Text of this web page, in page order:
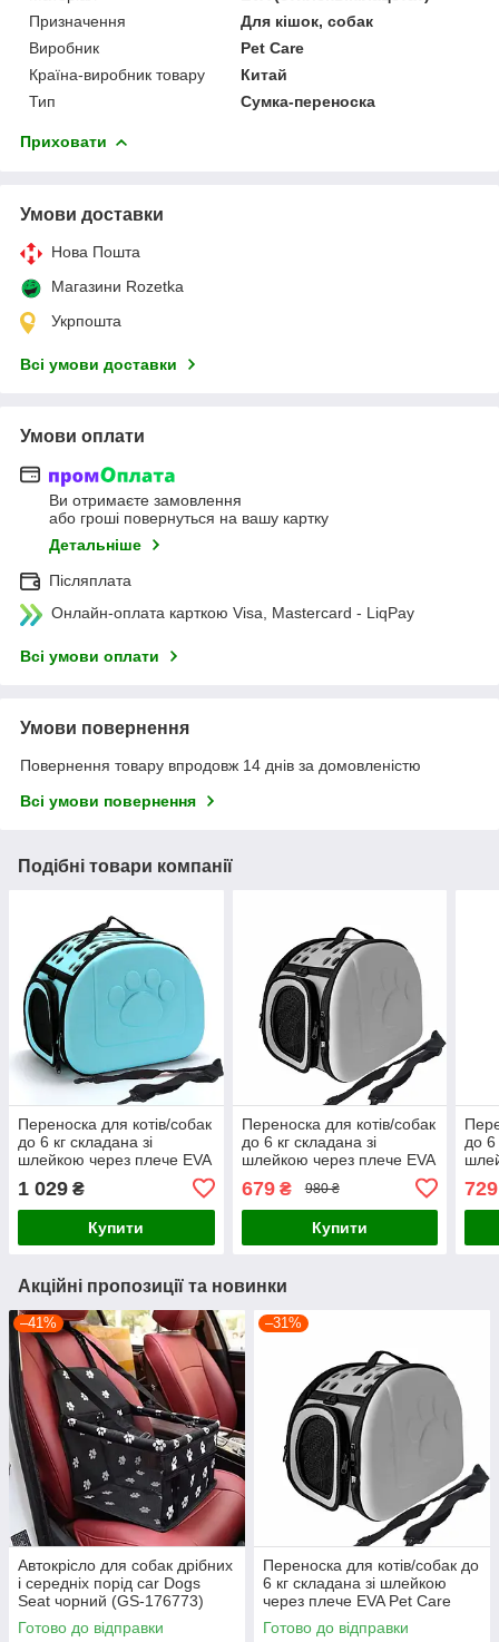
Призначення
Для кішок, собак
Виробник
Pet Care
Країна-виробник товару
Китай
Тип
Сумка-переноска
Приховати
Умови доставки
Нова Пошта
Магазини Rozetka
Укрпошта
Всі умови доставки
Умови оплати
Ви отримаєте замовлення
або гроші повернуться на вашу картку
Детальніше
Післяплата
Онлайн-оплата карткою Visa, Mastercard - LiqPay
Всі умови оплати
Умови повернення
Повернення товару впродовж 14 днів за домовленістю
Всі умови повернення
Подібні товари компанії
Переноска для котів/собак
до 6 кг складана зі
шлейкою через плече EVA
64451)
1 029 ₴
Купити
Переноска для котів/собак
до 6 кг складана зі
шлейкою через плече EVA
Pet Care сіра (GS-64474)
679₴ 980 ₴
Купити
до 6
729
Акційні пропозиції та новинки
–41%
Автокрісло для собак дрібних
і середніх порід car Dogs
Seat чорний (GS-176773)
Готово до відправки
–31%
Переноска для котів/собак до
6 кг складана зі шлейкою
через плече EVA Pet Care
сіра (GS-64474)
Готово до відправки